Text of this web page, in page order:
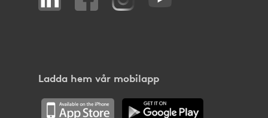
Ladda hem vår mobilapp